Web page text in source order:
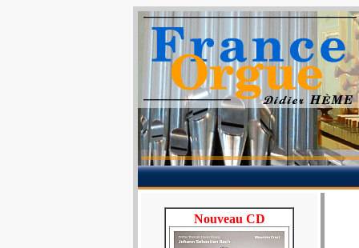
Nouveau CD